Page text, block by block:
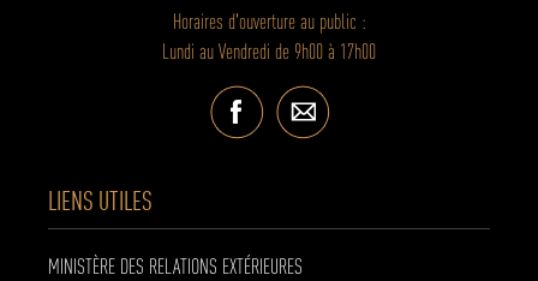
Horaires d'ouverture au public :
Lundi au Vendredi de 9h00 à 17h00
LIENS UTILES
MINISTÈRE DES RELATIONS EXTÉRIEURES